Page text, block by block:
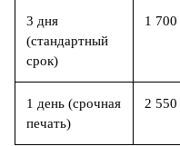
3 дня
(стандартный
срок)
1 700
1 день (срочная
печать)
2 550